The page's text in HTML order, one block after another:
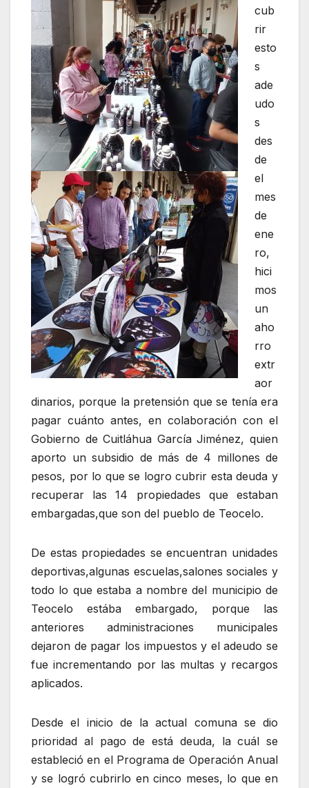
cub
rir
esto
s
ade
udo
s
des
de
el
mes
de
ene
ro,
hici
mos
un
aho
rro
extr
aor
dinarios, porque la pretensión que se tenía era
pagar cuánto antes, en colaboración con el
Gobierno de Cuitláhua García Jiménez, quien
aporto un subsidio de más de 4 millones de
pesos, por lo que se logro cubrir esta deuda y
recuperar las 14 propiedades que estaban
embargadas,que son del pueblo de Teocelo.
De estas propiedades se encuentran unidades
deportivas,algunas escuelas,salones sociales y
todo lo que estaba a nombre del municipio de
Teocelo estába embargado, porque las
anteriores administraciones municipales
dejaron de pagar los impuestos y el adeudo se
fue incrementando por las multas y recargos
aplicados.
Desde el inicio de la actual comuna se dio
prioridad al pago de está deuda, la cuál se
estableció en el Programa de Operación Anual
y se logró cubrirlo en cinco meses, lo que en